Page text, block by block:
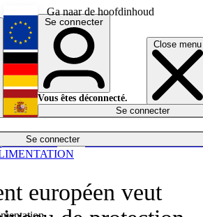
Ga naar de hoofdinhoud
Close menu
Se connecter
Économie
English
Deutsch
Español
Se connecter
Vous êtes déconnecté.
Se connecter
européen veut